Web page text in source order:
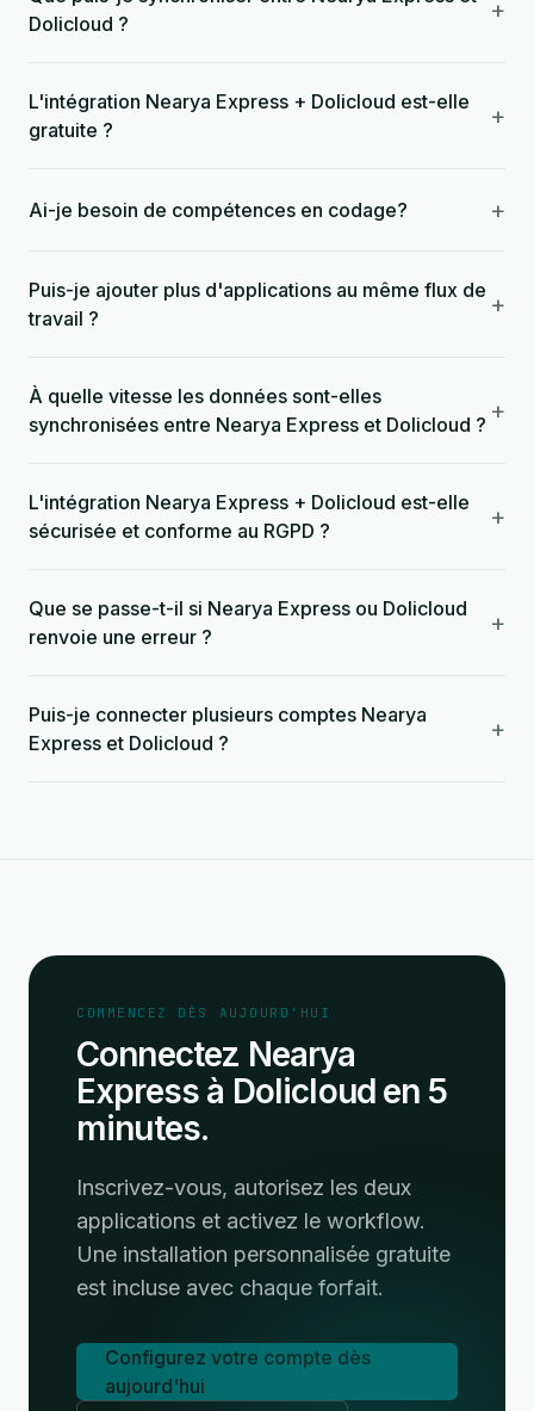
Dolicloud ?
+
L'intégration Nearya Express + Dolicloud est-elle
gratuite ?
+
Ai-je besoin de compétences en codage? +
Puis-je ajouter plus d'applications au même flux de
travail ?
+
À quelle vitesse les données sont-elles
synchronisées entre Nearya Express et Dolicloud ? +
L'intégration Nearya Express + Dolicloud est-elle
sécurisée et conforme au RGPD ?
+
Que se passe-t-il si Nearya Express ou Dolicloud
renvoie une erreur ?
+
Puis-je connecter plusieurs comptes Nearya
Express et Dolicloud ?
+
COMMENCEZ DÈS AUJOURD'HUI
Connectez Nearya
Express à Dolicloud en 5
minutes.
Inscrivez-vous, autorisez les deux
applications et activez le workflow.
Une installation personnalisée gratuite
est incluse avec chaque forfait.
Configurez votre compte dès
aujourd'hui